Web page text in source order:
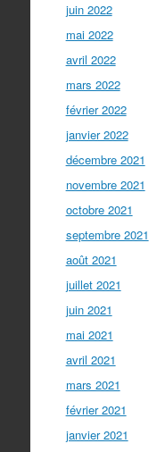
juin 2022
mai 2022
avril 2022
mars 2022
février 2022
janvier 2022
décembre 2021
novembre 2021
octobre 2021
septembre 2021
août 2021
juillet 2021
juin 2021
mai 2021
avril 2021
mars 2021
février 2021
janvier 2021